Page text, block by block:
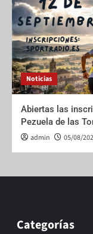
Noticias
Abiertas las
Pezuela de las
admin 05/08/
Categorías